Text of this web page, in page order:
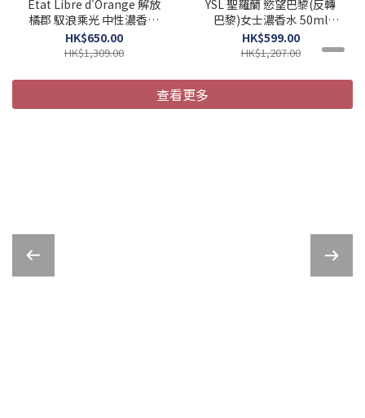
Etat Libre d'Orange 解放
橘郡 馭浪乘光 中性濃香水
100ml (Barcode:
3760168593970)
HK$650.00
HK$1,309.00
YSL 聖羅蘭 慾望巴黎(反轉
巴黎)女士濃香水 50ml
(Barcode:
3614270561658)
HK$599.00
HK$1,207.00
查看更多